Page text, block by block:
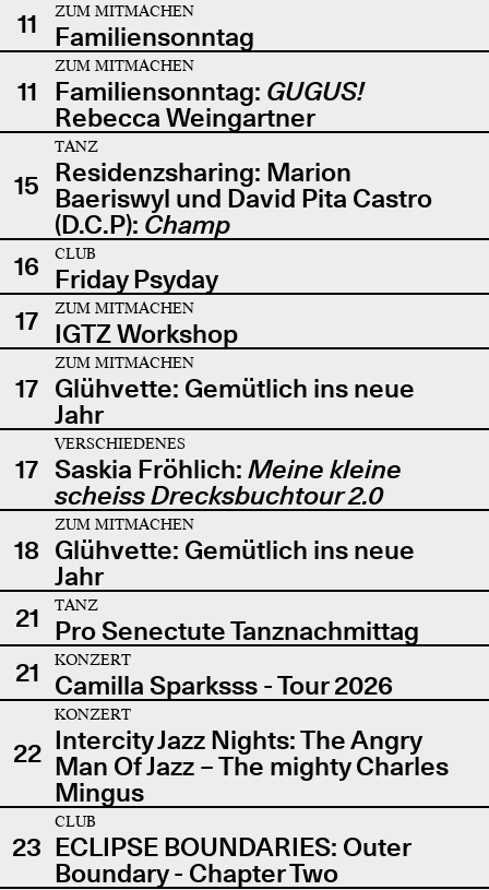
11
ZUM MITMACHEN
Familiensonntag
11
ZUM MITMACHEN
Familiensonntag: GUGUS!
Rebecca Weingartner
15
TANZ
Residenzsharing: Marion
Baeriswyl und David Pita Castro
(D.C.P): Champ
16
CLUB
Friday Psyday
17
ZUM MITMACHEN
IGTZ Workshop
17
ZUM MITMACHEN
Glühvette: Gemütlich ins neue
Jahr
17
VERSCHIEDENES
Saskia Fröhlich: Meine kleine
scheiss Drecksbuchtour 2.0
18
ZUM MITMACHEN
Glühvette: Gemütlich ins neue
Jahr
21
TANZ
Pro Senectute Tanznachmittag
21
KONZERT
Camilla Sparksss - Tour 2026
22
KONZERT
Intercity Jazz Nights: The Angry
Man Of Jazz – The mighty Charles
Mingus
23
CLUB
ECLIPSE BOUNDARIES: Outer
Boundary - Chapter Two